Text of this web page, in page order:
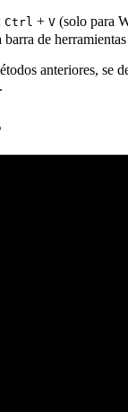
Ctrl + V (solo para
barra de
anteriores, se